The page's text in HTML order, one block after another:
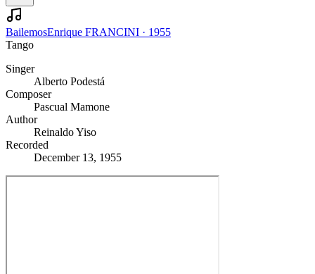
BailemosEnrique FRANCINI · 1955
Tango
Singer
Alberto Podestá
Composer
Pascual Mamone
Author
Reinaldo Yiso
Recorded
December 13, 1955